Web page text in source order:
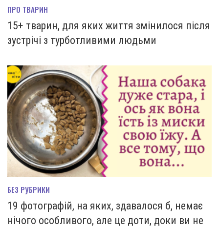
ПРО ТВАРИН
15+ тварин, для яких життя змінилося після
зустрічі з турботливими людьми
БЕЗ РУБРИКИ
19 фотографій, на яких, здавалося б, немає
нічого особливого, але це доти, доки ви не